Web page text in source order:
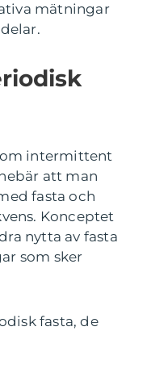
mätningar
intermittent
att man
fasta och
Konceptet
nytta av fasta
som sker
fasta, de